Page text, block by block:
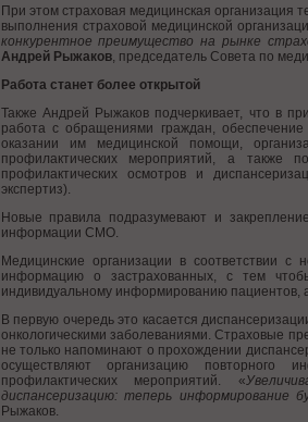
При этом страховая медицинская
выполнения страховой медицинской
конкурентное преимущество на рынке
Андрей Рыжаков, председатель Совета по
Работа станет более открытой
Также Андрей Рыжаков подчеркивает, что в
работа с обращениями граждан,
оказании им медицинской помощи,
профилактических мероприятий, а также
профилактических осмотров и
экспертиз).
Новые правила подразумевают и
информации СМО.
Медицинские организации в соответствии
информацию о застрахованных, с тем
индивидуальному информированию пациентов,
В первую очередь это касается
онкологическими заболеваниями. Страховые
не только напоминают о прохождении
осуществляют организацию повторного
профилактических мероприятий. «
диспансеризацию: теперь информирование
Рыжаков.